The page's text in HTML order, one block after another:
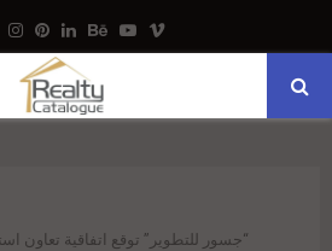
Instagram
Pinterest
LinkedinBehance
Youtube
Vimeo